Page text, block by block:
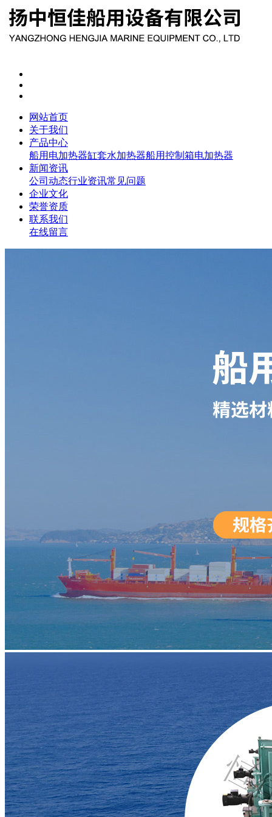
网站首页
关于我们
产品中心
船用电加热器缸套水加热器船用控制箱电加热器
新闻资讯
公司动态行业资讯常见问题
企业文化
荣誉资质
联系我们
在线留言